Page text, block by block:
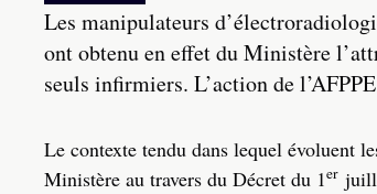
Les manipulateurs
ont obtenu en effet du Ministère
seuls infirmiers. L’action de
Le contexte tendu dans lequel évoluent
Ministère au travers du Décret du 1er